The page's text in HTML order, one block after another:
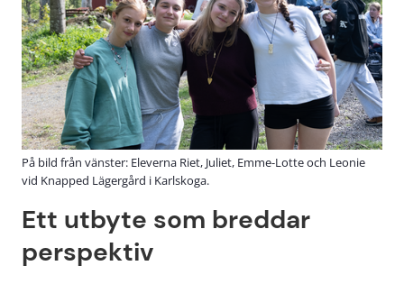
På bild från vänster: Eleverna Riet, Juliet, Emme-Lotte och Leonie
vid Knapped Lägergård i Karlskoga.
Ett utbyte som breddar
perspektiv